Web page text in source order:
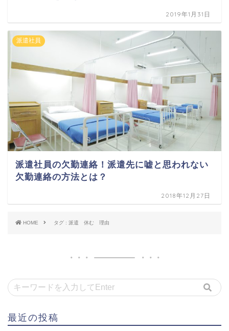
2019年1月31日
派遣社員
派遣社員の欠勤連絡！派遣先に嘘と思われない
欠勤連絡の方法とは？
2018年12月27日
HOME タグ : 派遣 休む 理由
最近の投稿